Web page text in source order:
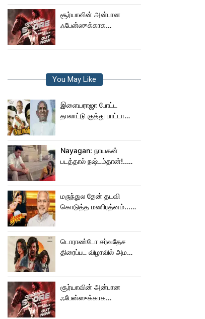
சூர்யாவின் அன்பான
ஃபேன்ஸுக்காக
You May Like
இளையராஜா போட்ட
தாலாட்டு குத்து பாட்டா
Nayagan: நாயகன்
படத்தால் நஷ்டம்தான்!..
மகள் பேட்டி..
மருந்துல தேன் தடவி
கொடுத்த மணிரத்னம்...
டொராண்டோ சர்வதேச
திரைப்பட விழாவில் அமலா
சூர்யாவின் அன்பான
ஃபேன்ஸுக்காக